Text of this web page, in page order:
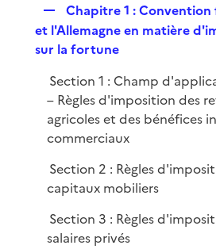
e
r
p
l
i
e
r
e
p
i
e
r
Chapitre 1 :
et l'Allemagne en matière
sur la fortune
Section 1 : Champ
– Règles d'imposition des
agricoles et des bénéfices
commerciaux
Section 2 : Règles
capitaux mobiliers
Section 3 : Règles
salaires privés